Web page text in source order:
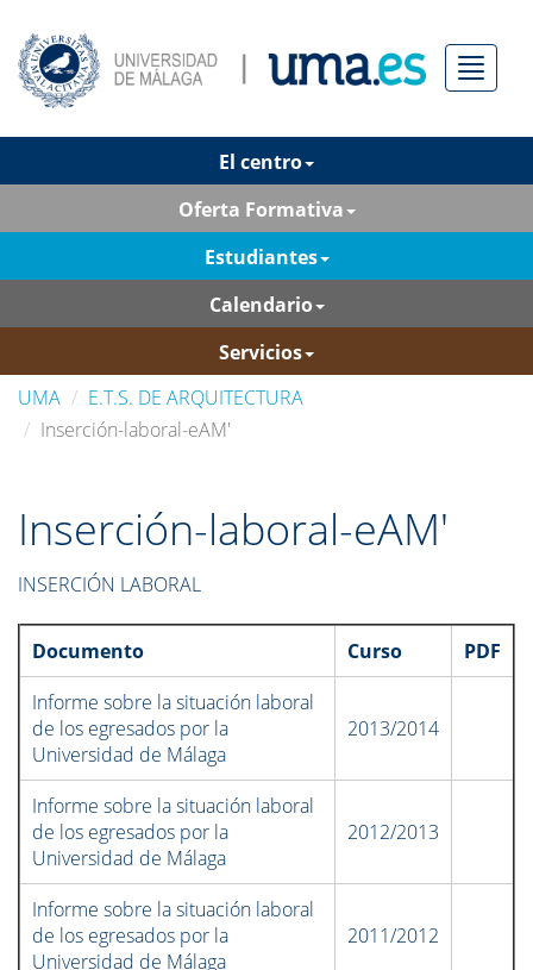
Menú
El centro
Oferta Formativa
Estudiantes
Calendario
Servicios
UMA
E.T.S. DE ARQUITECTURA
Inserción-laboral-eAM'
Inserción-laboral-eAM'
INSERCIÓN LABORAL
Documento Curso
PDF
Informe sobre la situación laboral
de los egresados por la
Universidad de Málaga
2013/2014
Informe sobre la situación laboral
de los egresados por la
Universidad de Málaga
2012/2013
Informe sobre la situación laboral
de los egresados por la
Universidad de Málaga
2011/2012